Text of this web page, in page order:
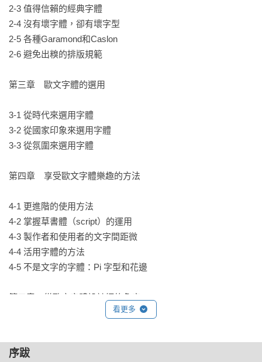
也讓你從此能夠將這些字體運用自如。
．第四節「沒有壞字體，卻有壞字型」，舉出數個壞字型的例
子與好字型進行比較，並解說各自的優劣之處，教你該如何看
Garamond」及Caslon系列字體做比較，我們能發現即使是以同
一組活字為基底，各家廠商做出來的字體還是有許多不同之
處。
．第六節「避免出糗的排版規範」告訴我們在歐文字體的排版
個作品的專業度大減。
◎第三章：歐文字體的選用
．歐文字體的種類繁多，此章將告訴讀者在針對不同的設計
品、設計目的時，該如何從時代、國情、氛圍上考量，挑選出
◎第四章：享受歐文字體樂趣的方法
階的排版規範和應用方法。例如：字母的大小寫如何搭配、分
別該在什麼狀況下使用；各種數字的使用方法；草書體的運用
2-3 值得信賴的經典字體
2-4 沒有壞字體，卻有壞字型
2-5 各種Garamond和Caslon
2-6 避免出糗的排版規範
第三章　歐文字體的選用
3-1 從時代來選用字體
3-2 從國家印象來選用字體
3-3 從氛圍來選用字體
第四章　享受歐文字體樂趣的方法
4-1 更進階的使用方法
4-2 掌握草書體（script）的運用
4-3 製作者和使用者的文字間距微
4-4 活用字體的方法
4-5 不是文字的字體：Pi 字型和花邊
第五章　從歐文字體設計師的角度
5-2 字體設計總監所思考的事
5-3 介紹我製作的字體
看更多
序跋